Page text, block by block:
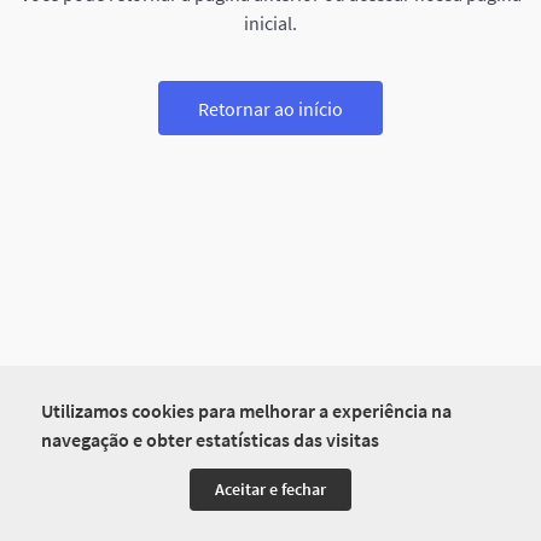
Utilizamos cookies para melhorar a experiência na
navegação e obter estatísticas das visitas
Aceitar e fechar
inicial.
Retornar ao início